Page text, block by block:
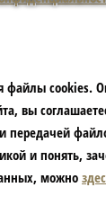
файлы cookies.
вы
передачей
и понять,
можно